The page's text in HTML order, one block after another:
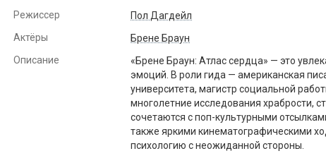
Режиссер
Пол Дагдейл
Актёры
Брене Браун
Описание
«Брене Браун: Атлас сердца» — это
эмоций. В роли гида — американская
университета, магистр социальной
многолетние исследования храбрости,
сочетаются с поп-культурными
также яркими кинематографическими
психологию с неожиданной стороны.